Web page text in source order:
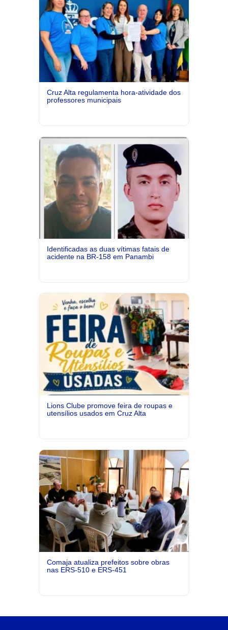
Cruz Alta regulamenta hora-atividade dos
professores municipais
Identificadas as duas vítimas fatais de
acidente na BR-158 em Panambi
Lions Clube promove feira de roupas e
utensílios usados em Cruz Alta
Comaja atualiza prefeitos sobre obras
nas ERS-510 e ERS-451